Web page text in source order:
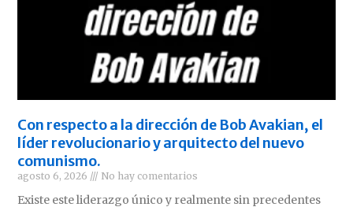
Con respecto a la dirección de Bob Avakian, el
líder revolucionario y arquitecto del nuevo
comunismo.
agosto 6, 2026 No hay comentarios
Existe este liderazgo único y realmente sin precedentes